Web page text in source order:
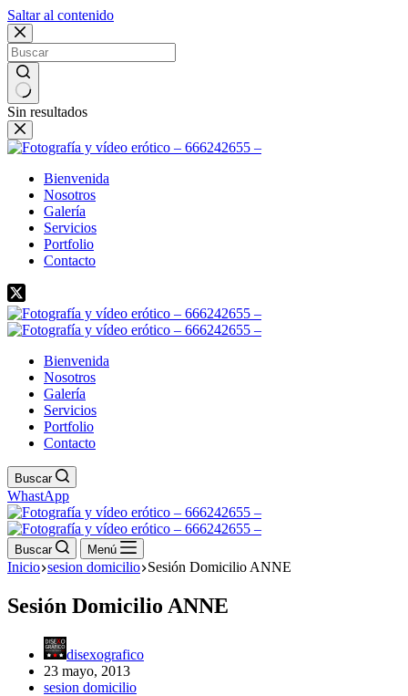
Saltar al contenido
Sin resultados
Bienvenida
Nosotros
Galería
Servicios
Portfolio
Contacto
Bienvenida
Nosotros
Galería
Servicios
Portfolio
Contacto
Buscar
WhastApp
Buscar Menú
Inicio sesion domicilio Sesión Domicilio ANNE
Sesión Domicilio ANNE
disexografico
23 mayo, 2013
sesion domicilio